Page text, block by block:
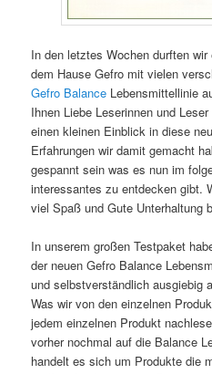
In den letztes Wochen durften
dem Hause Gefro mit vielen
Gefro Balance Lebensmittellinie
Ihnen Liebe Leserinnen und
einen kleinen Einblick in diese
Erfahrungen wir damit gemacht
gespannt sein was es nun im
interessantes zu entdecken gibt.
viel Spaß und Gute Unterhaltung
In unserem großen Testpaket
der neuen Gefro Balance
und selbstverständlich ausgiebig
Was wir von den einzelnen
jedem einzelnen Produkt
vorher nochmal auf die Balance
handelt es sich um Produkte die